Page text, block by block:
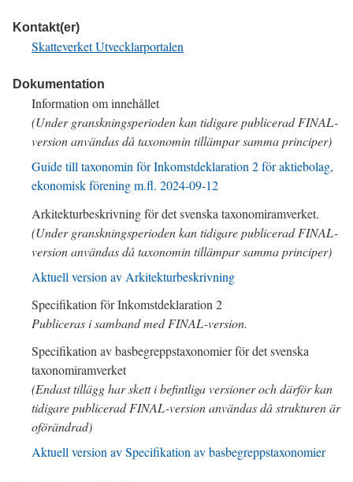
Kontakt(er)
Skatteverket Utvecklarportalen
Dokumentation
Information om innehållet
(Under granskningsperioden kan tidigare publiceradFINAL-
version användas då taxonomin tillämpar samma principer)
Guide till taxonomin för Inkomstdeklaration 2 för aktiebolag,
ekonomisk förening m.fl. 2024-09-12
Arkitekturbeskrivning för det svenska taxonomiramverket.
(Under granskningsperioden kan tidigare publiceradFINAL-
version användas då taxonomin tillämpar samma principer)
Aktuell version av Arkitekturbeskrivning
Specifikation för Inkomstdeklaration 2
Publiceras i samband medFINAL-version.
Specifikation av basbegreppstaxonomier för det svenska
taxonomiramverket
(Endast tillägg har skett i befintliga versioner och därför kan
tidigare publiceradFINAL-version användas då strukturen är
oförändrad)
Aktuell version av Specifikation av basbegreppstaxonomier